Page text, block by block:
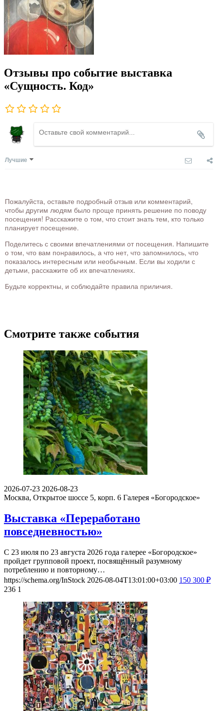
Отзывы про событие выставка
«Сущность. Код»
Лучшие
Пожалуйста, оставьте подробный отзыв или комментарий,
чтобы другим людям было проще принять решение по поводу
посещения! Расскажите о том, что стоит знать тем, кто только
планирует посещение.
Поделитесь с своими впечатлениями от посещения. Напишите
о том, что вам понравилось, а что нет, что запомнилось, что
показалось интересным или необычным. Если вы ходили с
детьми, расскажите об их впечатлениях.
Будьте корректны, и соблюдайте правила приличия.
Смотрите также события
2026-07-23 2026-08-23
Москва, Открытое шоссе 5, корп. 6 Галерея «Богородское»
Выставка «Переработано
повседневностью»
С 23 июля по 23 августа 2026 года галерее «Богородское»
пройдет групповой проект, посвящённый разумному
потреблению и повторному…
https://schema.org/InStock 2026-08-04T13:01:00+03:00 150 300 ₽
236 1